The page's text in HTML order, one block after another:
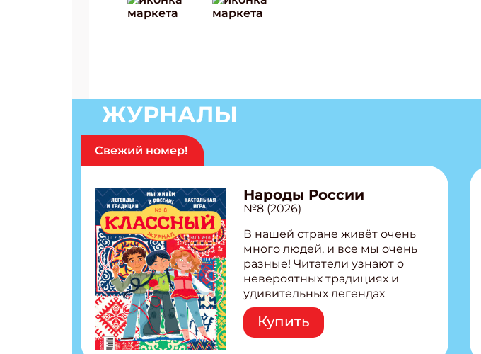
ЖУРНАЛЫ
Свежий номер!
Народы России
№8 (2026)
В нашей стране живёт очень
много людей, и все мы очень
разные! Читатели узнают о
невероятных традициях и
удивительных легендах
народов России! Внутри:
Легенды татар, башкир и
бурятов Настольная игра
Купить